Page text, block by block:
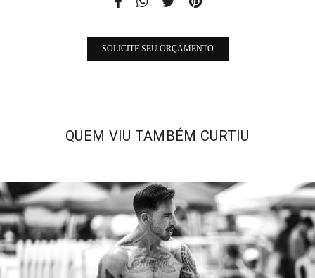
SOLICITE SEU ORÇAMENTO
QUEM VIU TAMBÉM CURTIU